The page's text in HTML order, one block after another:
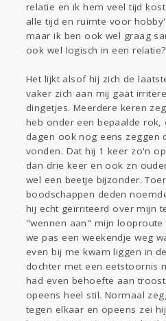
relatie en ik hem veel tijd
alle tijd en ruimte voor
maar ik ben ook wel graag
ook wel logisch in een relatie?
Het lijkt alsof hij zich de
vaker zich aan mij gaat
dingetjes. Meerdere keren
heb onder een bepaalde rok,
dagen ook nog eens zeggen
vonden. Dat hij 1 keer zo'n
dan drie keer en ook zn
wel een beetje bijzonder.
boodschappen deden
hij echt geïrriteerd over mijn
"wennen aan" mijn looproute
we pas een weekendje weg
even bij me kwam liggen in
dochter met een eetstoornis
had even behoefte aan
opeens heel stil. Normaal
tegen elkaar en opeens zei